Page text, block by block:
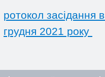
ротокол засідання
грудня 2021 року